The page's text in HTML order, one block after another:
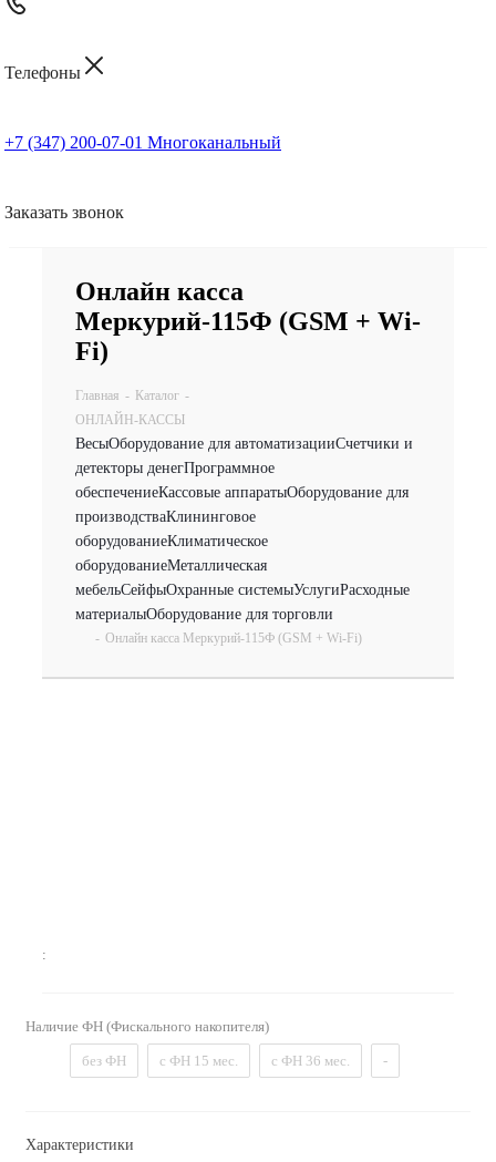
Телефоны
+7 (347) 200-07-01 Многоканальный
Заказать звонок
Онлайн касса
Меркурий-115Ф (GSM + Wi-
Fi)
Главная - Каталог -
ОНЛАЙН-КАССЫ
ВесыОборудование для автоматизацииСчетчики и
детекторы денегПрограммное
обеспечениеКассовые аппаратыОборудование для
производстваКлининговое
оборудованиеКлиматическое
оборудованиеМеталлическая
мебельСейфыОхранные системыУслугиРасходные
материалыОборудование для торговли
- Онлайн касса Меркурий-115Ф (GSM + Wi-Fi)
:
Наличие ФН (Фискального накопителя)
без ФН с ФН 15 мес. с ФН 36 мес. -
Характеристики